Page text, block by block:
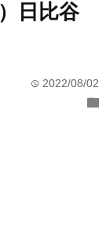
日比谷
time 2022/08/02
folder